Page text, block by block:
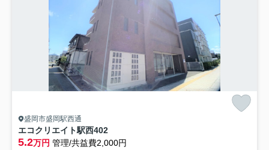
盛岡市盛岡駅西通
エコクリエイト駅西402
5.2万円 管理/共益費2,000円